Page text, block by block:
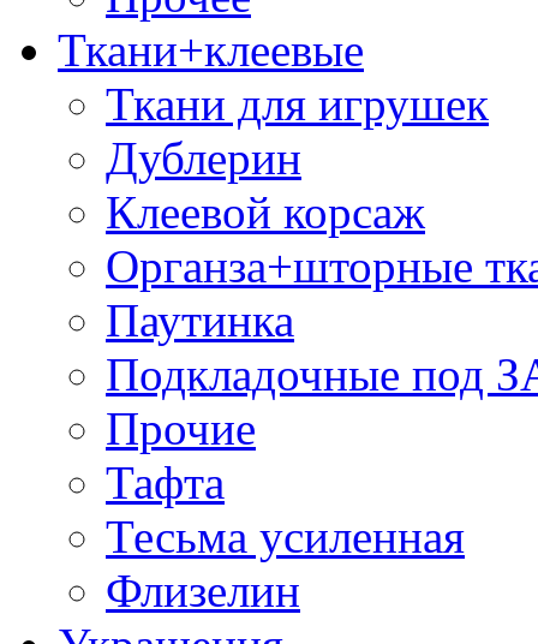
Ткани+клеевые
Ткани для игрушек
Дублерин
Клеевой корсаж
Органза+шторные
Паутинка
Подкладочные под
Прочие
Тафта
Тесьма усиленная
Флизелин